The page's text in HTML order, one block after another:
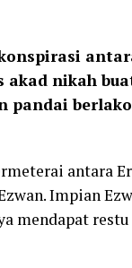
akad nikah
pandai
antara
Impian
mendapat